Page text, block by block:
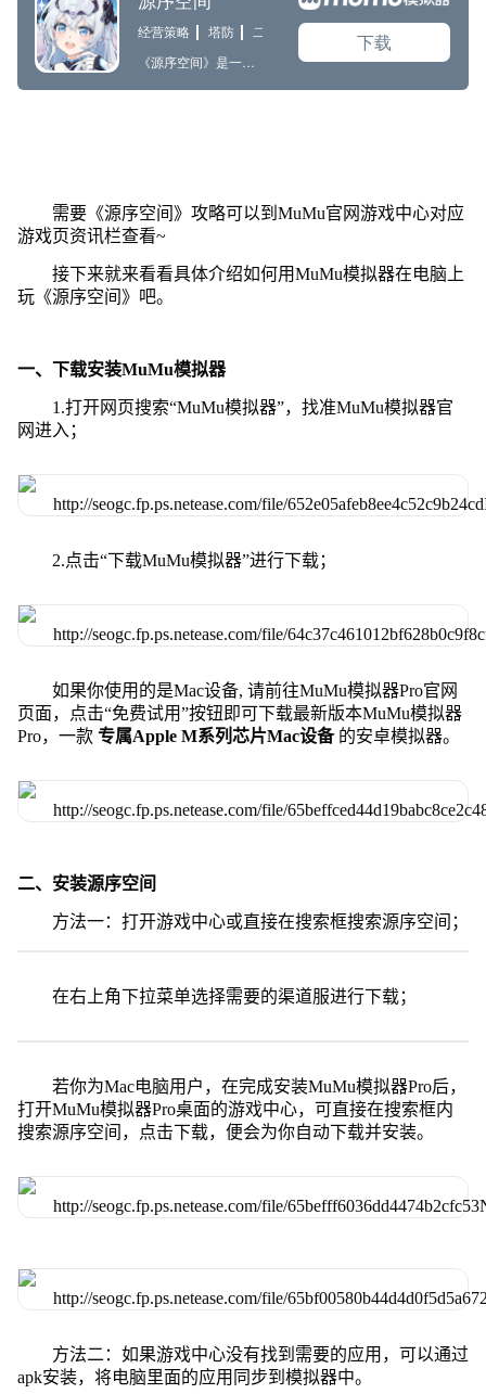
需要《源序空间》攻略可以到MuMu官网游戏中心对应
游戏页资讯栏查看~
接下来就来看看具体介绍如何用MuMu模拟器在电脑上
玩《源序空间》吧。
一、下载安装MuMu模拟器
1.打开网页搜索“MuMu模拟器”，找准MuMu模拟器官
网进入；
2.点击“下载MuMu模拟器”进行下载；
如果你使用的是Mac设备, 请前往MuMu模拟器Pro官网
页面，点击“免费试用”按钮即可下载最新版本MuMu模拟器
Pro，一款 专属Apple M系列芯片Mac设备 的安卓模拟器。
二、安装源序空间
方法一：打开游戏中心或直接在搜索框搜索源序空间；
在右上角下拉菜单选择需要的渠道服进行下载；
若你为Mac电脑用户，在完成安装MuMu模拟器Pro后，
打开MuMu模拟器Pro桌面的游戏中心，可直接在搜索框内
搜索源序空间，点击下载，便会为你自动下载并安装。
方法二：如果游戏中心没有找到需要的应用，可以通过
apk安装，将电脑里面的应用同步到模拟器中。